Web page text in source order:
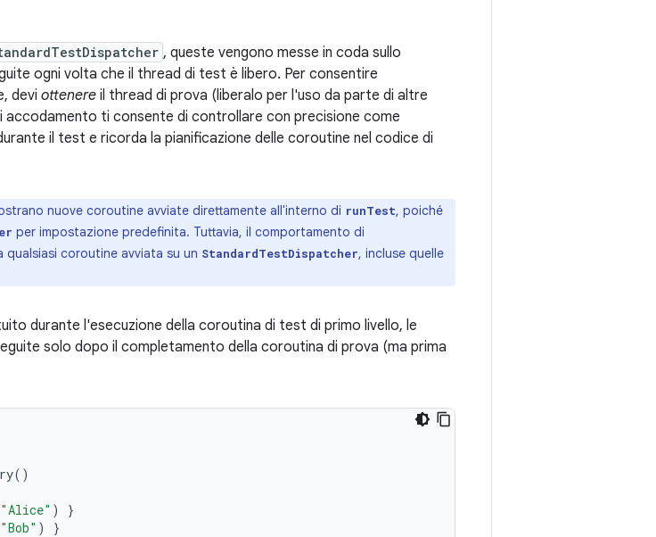
, queste vengono messe in coda sullo
ogni volta che il thread di test è libero. Per consentire
devi ottenere il thread di prova (liberalo per l'uso da parte di altre
ti consente di controllare con precisione come
il test e ricorda la pianificazione delle coroutine nel codice di
nuove coroutine avviate direttamente all'interno di runTest, poiché
per impostazione predefinita. Tuttavia, il comportamento di
coroutine avviata su un StandardTestDispatcher, incluse quelle
durante l'esecuzione della coroutina di test di primo livello, le
solo dopo il completamento della coroutina di prova (ma prima
()
"Alice" )
}
"Bob" ) }